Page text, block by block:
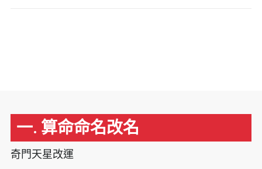
一. 算命命名改名
奇門天星改運